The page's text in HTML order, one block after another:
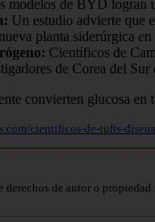
modelos de BYD logran
Un estudio advierte que
planta siderúrgica
Científicos de
de Corea del
cientificos-de-tufts-
de autor o